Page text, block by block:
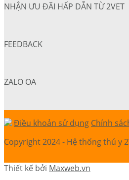
NHẬN ƯU ĐÃI HẤP DẪN TỪ 2VET
FEEDBACK
ZALO OA
Điều khoản sử dụng Chính
Copyright 2024 - Hệ thống thú y
Thiết kế bởi Maxweb.vn